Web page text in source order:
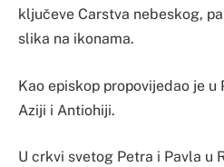
ključeve Carstva nebeskog,
slika na ikonama.
Kao episkop propovijedao je
Aziji i Antiohiji.
U crkvi svetog Petra i Pavla u